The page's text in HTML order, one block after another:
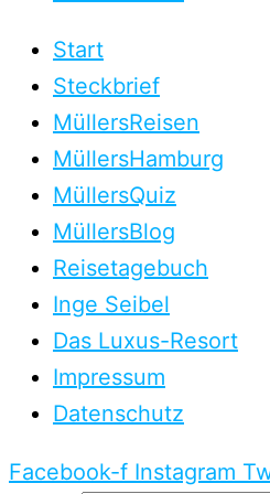
Start
Steckbrief
MüllersReisen
MüllersHamburg
MüllersQuiz
MüllersBlog
Reisetagebuch
Inge Seibel
Das Luxus-Resort
Impressum
Datenschutz
Facebook-f Instagram